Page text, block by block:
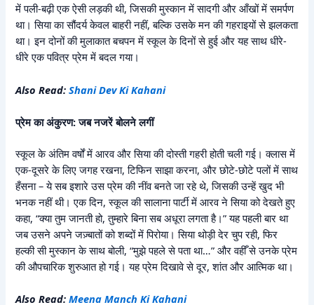
में पली-बढ़ी एक ऐसी लड़की थी, जिसकी मुस्कान में सादगी और आँखों में समर्पण
था। सिया का सौंदर्य केवल बाहरी नहीं, बल्कि उसके मन की गहराइयों से झलकता
था। इन दोनों की मुलाकात बचपन में स्कूल के दिनों से हुई और यह साथ धीरे-
धीरे एक पवित्र प्रेम में बदल गया।
Also Read:Shani Dev Ki Kahani
प्रेम का अंकुरण: जब नजरें बोलने लगीं
स्कूल के अंतिम वर्षों में आरव और सिया की दोस्ती गहरी होती चली गई। क्लास में
एक-दूसरे के लिए जगह रखना, टिफिन साझा करना, और छोटे-छोटे पलों में साथ
हँसना – ये सब इशारे उस प्रेम की नींव बनते जा रहे थे, जिसकी उन्हें खुद भी
भनक नहीं थी। एक दिन, स्कूल की सालाना पार्टी में आरव ने सिया को देखते हुए
कहा, “क्या तुम जानती हो, तुम्हारे बिना सब अधूरा लगता है।” यह पहली बार था
जब उसने अपने जज़्बातों को शब्दों में पिरोया। सिया थोड़ी देर चुप रही, फिर
हल्की सी मुस्कान के साथ बोली, “मुझे पहले से पता था…” और वहीँ से उनके प्रेम
की औपचारिक शुरुआत हो गई। यह प्रेम दिखावे से दूर, शांत और आत्मिक था।
Also Read:Meena Manch Ki Kahani